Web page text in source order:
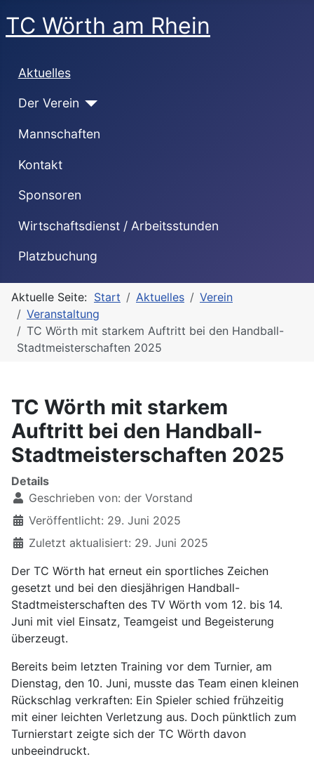
TC Wörth am Rhein
Aktuelles
Der Verein
Mannschaften
Kontakt
Sponsoren
Wirtschaftsdienst / Arbeitsstunden
Platzbuchung
Aktuelle Seite: Start Aktuelles
Verein
Veranstaltung
TC Wörth mit starkem Auftritt bei den Handball-
Stadtmeisterschaften 2025
TC Wörth mit starkem
Auftritt bei den Handball-
Stadtmeisterschaften 2025
Details
Geschrieben von: der Vorstand
Veröffentlicht: 29. Juni 2025
Zuletzt aktualisiert: 29. Juni 2025
Der TC Wörth hat erneut ein sportliches Zeichen
gesetzt und bei den diesjährigen Handball-
Stadtmeisterschaften des TV Wörth vom 12. bis 14.
Juni mit viel Einsatz, Teamgeist und Begeisterung
überzeugt.
Bereits beim letzten Training vor dem Turnier, am
Dienstag, den 10. Juni, musste das Team einen kleinen
Rückschlag verkraften: Ein Spieler schied frühzeitig
mit einer leichten Verletzung aus. Doch pünktlich zum
Turnierstart zeigte sich der TC Wörth davon
unbeeindruckt.